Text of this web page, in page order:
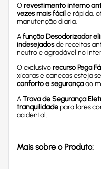
Orevestimento interno
vezes mais fácil e rápida,
manutenção diária.
Afunção Desodorizador
indesejadosde receitas
neutro e agradável no
O exclusivorecurso Pega
xícaras e canecas esteja
conforto e segurançaao
ATrava de Segurança
tranquilidadepara lares
acidental.
Mais sobre o Produto: